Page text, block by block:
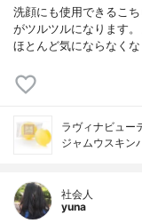
洗顔にも使用できるこ
がツルツルになります
ほとんど気にならなく
ラヴィナビュー
ジャムウスキン
社会人
yuna